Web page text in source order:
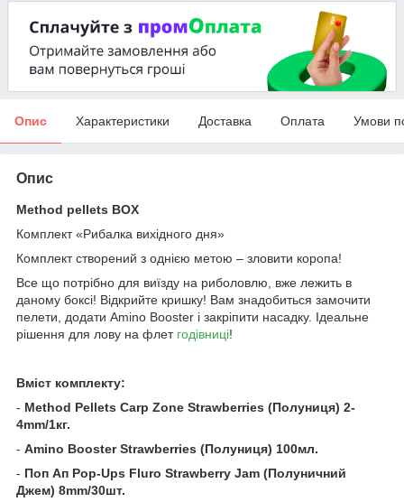
Опис Характеристики Доставка Оплата Умови
Опис
Method pellets BOX
Комплект «Рибалка вихідного дня»
Комплект створений з однією метою – зловити коропа!
Все що потрібно для виїзду на риболовлю, вже лежить в
даному боксі! Відкрийте кришку! Вам знадобиться замочити
пелети, додати Amino Booster і закріпити насадку. Ідеальне
рішення для лову на флет годівниці!
Вміст комплекту:
- Method Pellets Carp Zone Strawberries (Полуниця) 2-
4mm/1кг.
- Amino Booster Strawberries (Полуниця) 100мл.
- Поп Ап Pop-Ups Fluro Strawberry Jam (Полуничний
Джем) 8mm/30шт.